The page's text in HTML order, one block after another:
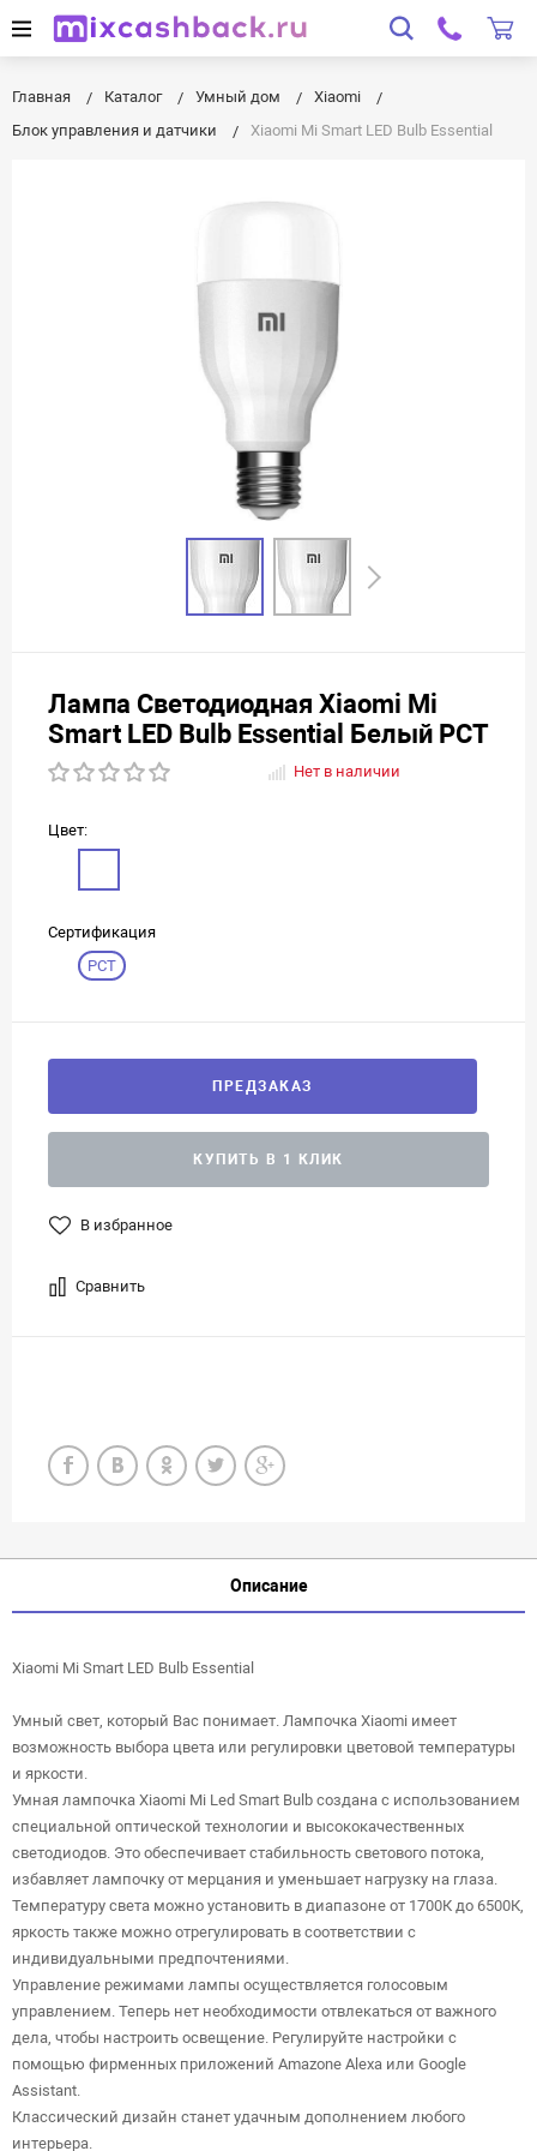
Главная Каталог Умный дом
Xiaomi
Блок управления и датчики
Xiaomi Mi Smart LED Bulb Essential
Лампа Светодиодная Xiaomi Mi
Smart LED Bulb Essential Белый РСТ
Нет в наличии
Цвет:
Сертификация
РСТ
ПРЕДЗАКАЗ
КУПИТЬ В 1 КЛИК
В избранное
Сравнить
Описание
Xiaomi Mi Smart LED Bulb Essential
Умный свет, который Вас понимает. Лампочка Xiaomi имеет
возможность выбора цвета или регулировки цветовой температуры
и яркости.
Умная лампочка Xiaomi Mi Led Smart Bulb создана с использованием
специальной оптической технологии и высококачественных
светодиодов. Это обеспечивает стабильность светового потока,
избавляет лампочку от мерцания и уменьшает нагрузку на глаза.
Температуру света можно установить в диапазоне от 1700К до 6500К,
яркость также можно отрегулировать в соответствии с
индивидуальными предпочтениями.
Управление режимами лампы осуществляется голосовым
управлением. Теперь нет необходимости отвлекаться от важного
дела, чтобы настроить освещение. Регулируйте настройки с
помощью фирменных приложений Amazone Alexa или Google
Assistant.
Классический дизайн станет удачным дополнением любого
интерьера.